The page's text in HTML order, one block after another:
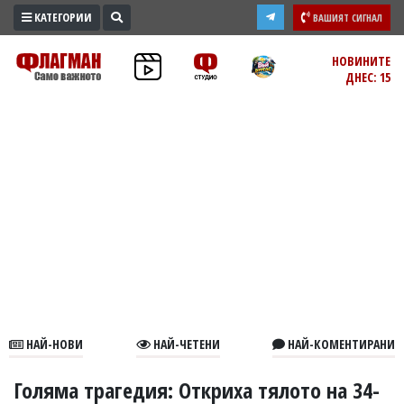
ПРОМО
ЗОНА
В
КАТЕГОРИИ ВАШИЯТ СИГНАЛ
НОВИНИТЕ
ДНЕС: 15
НАЙ-НОВИ НАЙ-ЧЕТЕНИ НАЙ-КОМЕНТИРАНИ
Голяма трагедия: Откриха тялото на 34-